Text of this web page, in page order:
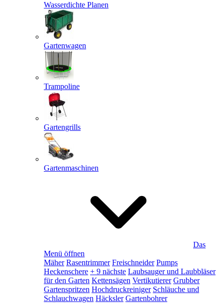
Wasserdichte Planen
Gartenwagen
Trampoline
Gartengrills
Gartenmaschinen
Das
Menü öffnen
Mäher Rasentrimmer Freischneider Pumps
Heckenschere + 9 nächste Laubsauger und Laubbläser
für den Garten Kettensägen Vertikutierer Grubber
Gartenspritzen Hochdruckreiniger Schläuche und
Schlauchwagen Häcksler Gartenbohrer